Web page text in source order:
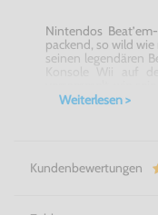
Nintendos
packend, so wild
seinen legendären
Nintendo-Stars in
dürfen. Zahlreiche
der Kid Icarus-
Weiterlesen >
Kundenbewertungen